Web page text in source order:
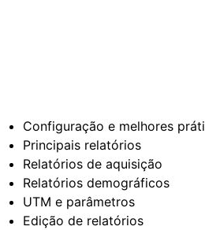
Configuração e melhores
Principais relatórios
Relatórios de aquisição
Relatórios demográficos
UTM e parâmetros
Edição de relatórios